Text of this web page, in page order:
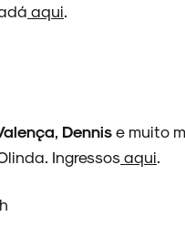
aqui
Dennise muito
Ingressosaqui